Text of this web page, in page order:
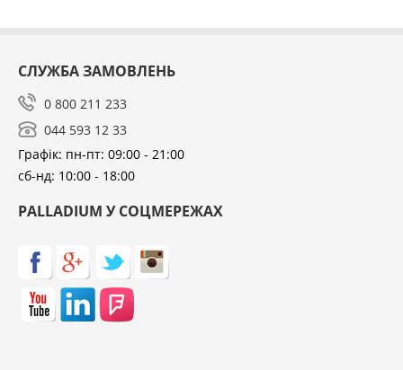
СЛУЖБА ЗАМОВЛЕНЬ
0 800 211 233
044 593 12 33
Графік: пн-пт: 09:00 - 21:00
сб-нд: 10:00 - 18:00
PALLADIUM У СОЦМЕРЕЖАХ